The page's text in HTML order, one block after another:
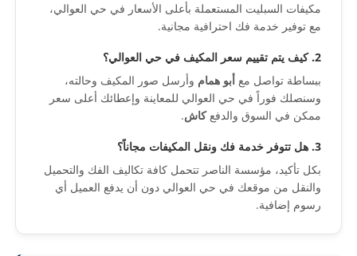
مكيفات السبليت المستعملة بأعلى الأسعار في حي العوالي،
مع توفير خدمة فك احترافية مجانية.
2. كيف يتم تقييم سعر المكيف في حي العوالي؟
ببساطة تواصل مع أبو همام وأرسل صور المكيف وحالته،
وسنصلك فوراً في حي العوالي للمعاينة وإعطائك أعلى سعر
ممكن في السوق والدفعكاش.
3. هل تتوفر خدمة فك ونقل المكيفات مجاناً؟
بكل تأكيد، مؤسسة الناصر تتحمل كافة تكاليف الفك والتحميل
والنقل من موقعك في حي العوالي دون أن يدفع العميل أي
رسوم إضافية.